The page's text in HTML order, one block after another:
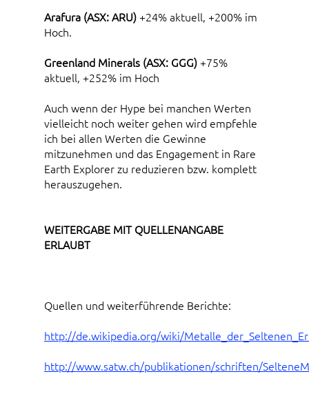
Arafura (ASX: ARU)+24% aktuell, +200% im
Hoch.
Greenland Minerals (ASX: GGG)+75%
aktuell, +252% im Hoch
Auch wenn der Hype bei manchen Werten
vielleicht noch weiter gehen wird empfehle
ich bei allen Werten die Gewinne
mitzunehmen und das Engagement in Rare
Earth Explorer zu reduzieren bzw. komplett
herauszugehen.
WEITERGABE MIT QUELLENANGABE
ERLAUBT
Quellen und weiterführende Berichte:
http://de.wikipedia.org/wiki/
http://www.satw.ch/publikationen/schriften/